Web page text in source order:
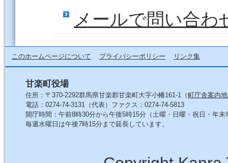
メールで問い合わ
このホームページについて プライバシーポリシー リンク集
甘楽町役場
住所：〒370-2292群馬県甘楽郡甘楽町大字小幡161-1（町庁舎案内
電話：0274-74-3131（代表）ファクス：0274-74-5813
開庁時間：午前8時30分から午後5時15分（土曜・日曜・祝日・年末
毎週水曜日は午後7時15分まで延長しています。